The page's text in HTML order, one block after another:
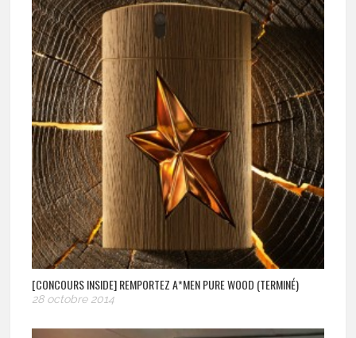
[CONCOURS INSIDE] REMPORTEZ A*MEN PURE WOOD (TERMINÉ)
28 octobre 2014